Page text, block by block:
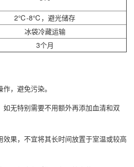
2℃-8℃，避光储存
冰袋冷藏运输
3个月
，避免污染。
无特别需要不用额外再添加血清和双
果，不宜将其长时间放置于室温或较高